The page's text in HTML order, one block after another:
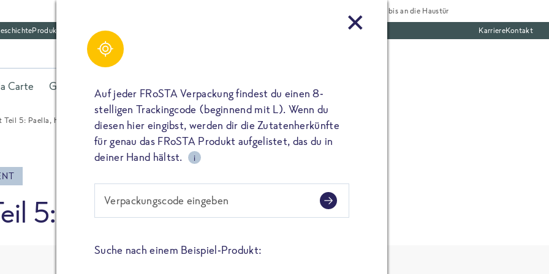
Tiefgekühlt bis an die Haustür
Produktfriedhof KarriereKontakt
Carte Gerichte Fisch Gemüse Kräuter Beliebte Boxen
Teil 5: Paella, hautnah…
5: Paella, hautnah…
TEILEN
PIN IT
Schreibe einen Kommentar
Bitte füllen alle mit (*) markierten Felder aus. Deine E-Mail Adresse
wird nicht veröffentlicht. Wenn du deinen Namen angibst, erscheint
dieser öffentlich neben deiner Bewertung.
Kommtar*
Name
E-Mail
Auf jeder FRoSTA Verpackung findest du einen 8-
stelligen Trackingcode (beginnend mit L). Wenn du
diesen hier eingibst, werden dir die Zutatenherkünfte
für genau das FRoSTA Produkt aufgelistet, das du in
deiner Hand hältst.
i
Verpackungscode eingeben
Suche nach einem Beispiel-Produkt: